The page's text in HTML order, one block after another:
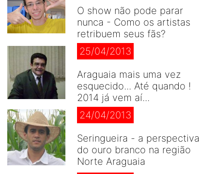
O show não pode parar
nunca - Como os artistas
retribuem seus fãs?
25/04/2013
Araguaia mais uma vez
esquecido... Até quando !
2014 já vem aí...
24/04/2013
Seringueira - a perspectiva
do ouro branco na região
Norte Araguaia